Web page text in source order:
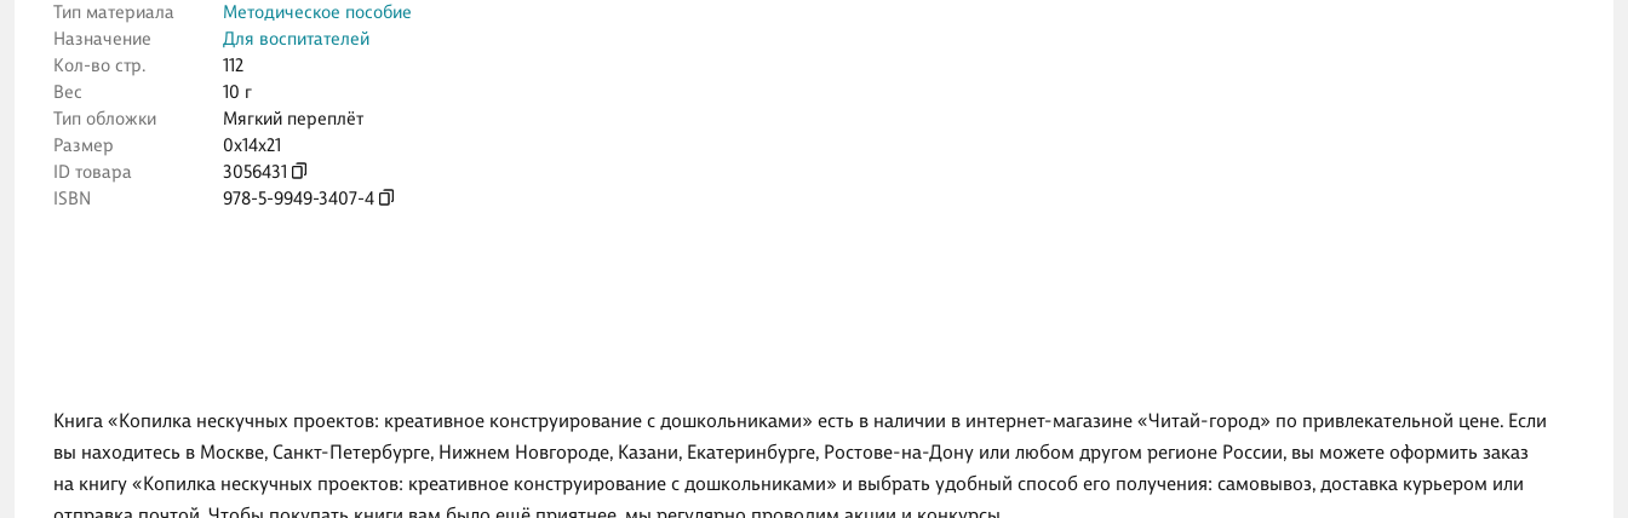
Тип материала
Методическое пособие
Назначение
Для воспитателей
Кол-во стр.
112
Вес
10 г
Тип обложки
Мягкий переплёт
Размер
0x14x21
ID товара
3056431
ISBN
978-5-9949-3407-4
Книга «Копилка нескучных проектов: креативное конструирование с дошкольниками» есть в наличии в интернет-магазине «Читай-город» по привлекательной цене. Если
вы находитесь в Москве, Санкт-Петербурге, Нижнем Новгороде, Казани, Екатеринбурге, Ростове-на-Дону или любом другом регионе России, вы можете оформить заказ
на книгу «Копилка нескучных проектов: креативное конструирование с дошкольниками» и выбрать удобный способ его получения: самовывоз, доставка курьером или